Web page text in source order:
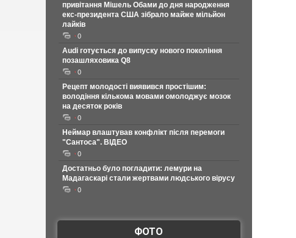
привітання Мішель Обами до дня народження
екс-президента США зібрало майже мільйон
лайків
0
Audi готується до випуску нового покоління
позашляховика Q8
0
Рецепт молодості виявився простішим:
володіння кількома мовами омолоджує мозок
на десяток років
0
Неймар влаштував конфлікт після перемоги
"Сантоса". ВІДЕО
0
Достатньо було погладити: лемури на
Мадагаскарі стали жертвами людського вірусу
0
ФОТО